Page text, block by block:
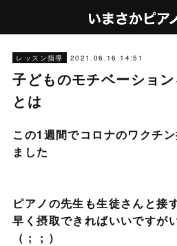
レッスン指導 2021.06.16 14:51
子どものモチベーショ
とは
この1週間でコロナのワクチ
ました
ピアノの先生も生徒さんと接
早く摂取できればいいですが
（ ; ; ）